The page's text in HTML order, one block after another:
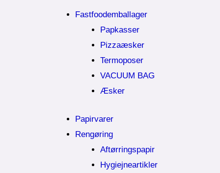
Fastfoodemballager
Papkasser
Pizzaæsker
Termoposer
VACUUM BAG
Æsker
Papirvarer
Rengøring
Aftørringspapir
Hygiejneartikler